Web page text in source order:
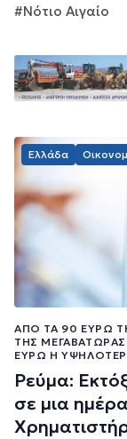
#Νότιο Αιγαίο
Ελλάδα
ΑΠΌ ΤΑ 90 ΕΥΡΏ
ΤΗΣ
ΕΥΡΏ Η
Ρεύμα:
σε μια